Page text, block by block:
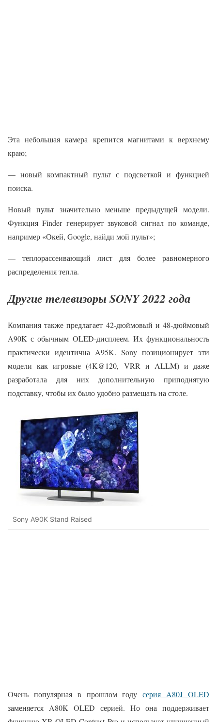
Эта небольшая камера крепится магнитами к верхнему
краю;
— новый компактный пульт с подсветкой и функцией
поиска.
Новый пульт значительно меньше предыдущей модели.
Функция Finder генерирует звуковой сигнал по команде,
например «Окей, Google, найди мой пульт»;
— теплорассеивающий лист для более равномерного
распределения тепла.
Другие телевизоры SONY 2022 года
Компания также предлагает 42-дюймовый и 48-дюймовый
A90K с обычным OLED-дисплеем. Их функциональность
практически идентична A95K. Sony позиционирует эти
модели как игровые (4K@120, VRR и ALLM) и даже
разработала для них дополнительную приподнятую
подставку, чтобы их было удобно размещать на столе.
Sony A90K Stand Raised
Очень популярная в прошлом годусерия A80J OLED
заменяется A80K OLED серией. Но она поддерживает